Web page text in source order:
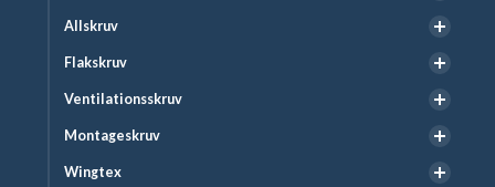
Allskruv
Flakskruv
Ventilationsskruv
Montageskruv
Wingtex